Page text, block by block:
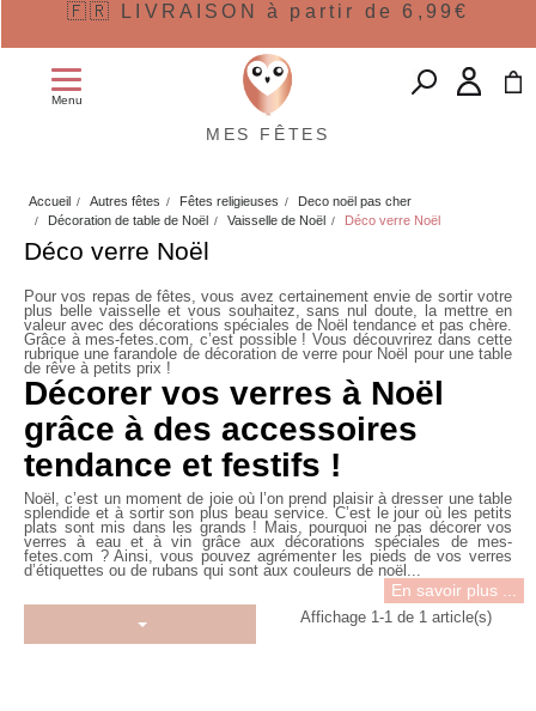
🇫🇷 LIVRAISON à partir de 6,99€
Menu
MES FÊTES
Accueil Autres fêtes Fêtes religieuses
Deco noël pas cher
Décoration de table de Noël
Vaisselle de Noël Déco verre Noël
Déco verre Noël
Pour vos repas de fêtes, vous avez certainement envie de sortir votre
plus belle vaisselle et vous souhaitez, sans nul doute, la mettre en
valeur avec des décorations spéciales de Noël tendance et pas chère.
Grâce à mes-fetes.com, c’est possible ! Vous découvrirez dans cette
rubrique une farandole de décoration de verre pour Noël pour une table
de rêve à petits prix !
Décorer vos verres à Noël
grâce à des accessoires
tendance et festifs !
Noël, c’est un moment de joie où l’on prend plaisir à dresser une table
splendide et à sortir son plus beau service. C’est le jour où les petits
plats sont mis dans les grands ! Mais, pourquoi ne pas décorer vos
verres à eau et à vin grâce aux décorations spéciales de mes-
fetes.com ? Ainsi, vous pouvez agrémenter les pieds de vos verres
d’étiquettes ou de rubans qui sont aux couleurs de noël...
En savoir plus ...
Affichage 1-1 de 1 article(s)